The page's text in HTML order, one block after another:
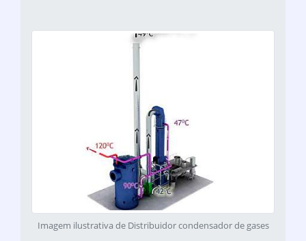
Imagem ilustrativa de Distribuidor condensador de gases